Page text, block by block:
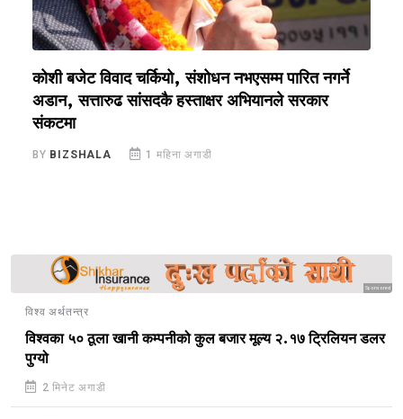
कोशी बजेट विवाद चर्कियो, संशोधन नभएसम्म पारित नगर्ने
अडान, सत्तारुढ सांसदकै हस्ताक्षर अभियानले सरकार
संकटमा
BY BIZSHALA 1 महिना अगाडी
Sponsored
विश्व अर्थतन्त्र
विश्वका ५० ठूला खानी कम्पनीको कुल बजार मूल्य २.१७ ट्रिलियन डलर
पुग्यो
2 मिनेट अगाडी